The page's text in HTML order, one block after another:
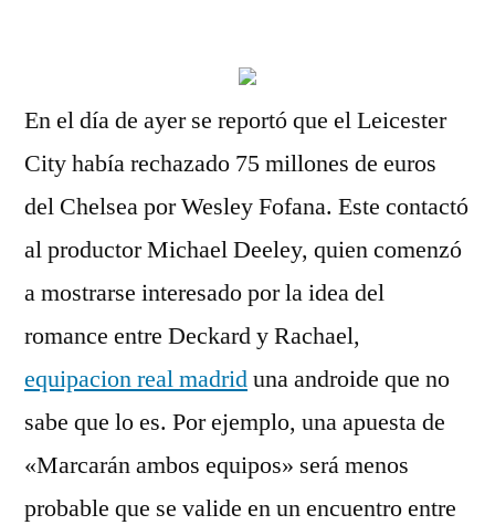
En el día de ayer se reportó que el Leicester
City había rechazado 75 millones de euros
del Chelsea por Wesley Fofana. Este contactó
al productor Michael Deeley, quien comenzó
a mostrarse interesado por la idea del
romance entre Deckard y Rachael,
equipacion real madriduna androide que no
sabe que lo es. Por ejemplo, una apuesta de
«Marcarán ambos equipos» será menos
probable que se valide en un encuentro entre